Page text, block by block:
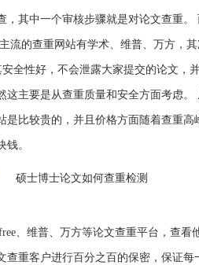
，其中一个审核步骤就是对论文查重。
流的查重网站有学术、维普、万方，其
全性好，不会泄露大家提交的论文，
这主要是从查重质量和安全方面考虑。
是比较贵的，并且价格方面随着查重高
钱。
、维普、万方等论文查重平台，查看
查重客户进行百分之百的保密，保证每